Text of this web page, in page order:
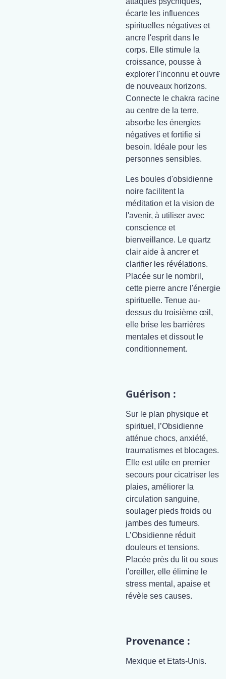
écarte les influences
spirituelles négatives et
ancre l'esprit dans le
corps. Elle stimule la
croissance, pousse à
explorer l'inconnu et ouvre
de nouveaux horizons.
Connecte le chakra racine
au centre de la terre,
absorbe les énergies
négatives et fortifie si
besoin. Idéale pour les
personnes sensibles.
Les boules d'obsidienne
noire facilitent la
méditation et la vision de
l'avenir, à utiliser avec
conscience et
bienveillance. Le quartz
clair aide à ancrer et
clarifier les révélations.
Placée sur le nombril,
cette pierre ancre l'énergie
spirituelle. Tenue au-
dessus du troisième œil,
elle brise les barrières
mentales et dissout le
conditionnement.
Guérison :
Sur le plan physique et
spirituel, l’Obsidienne
atténue chocs, anxiété,
traumatismes et blocages.
Elle est utile en premier
secours pour cicatriser les
plaies, améliorer la
circulation sanguine,
soulager pieds froids ou
jambes des fumeurs.
L’Obsidienne réduit
douleurs et tensions.
Placée près du lit ou sous
l'oreiller, elle élimine le
stress mental, apaise et
révèle ses causes.
Provenance :
Mexique et Etats-Unis.